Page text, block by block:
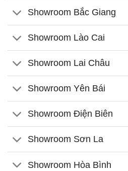
Showroom Bắc Giang
Showroom Lào Cai
Showroom Lai Châu
Showroom Yên Bái
Showroom Điện Biên
Showroom Sơn La
Showroom Hòa Bình